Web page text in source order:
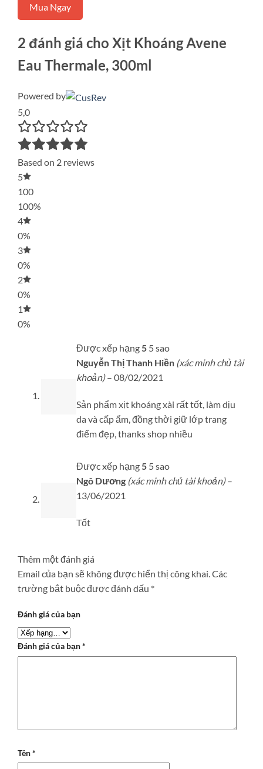
Mua Ngay
2 đánh giá cho Xịt Khoáng Avene
Eau Thermale, 300ml
Powered by
5,0
Based on 2 reviews
5
100
100%
4
0%
3
0%
2
0%
1
0%
Được xếp hạng 5 5 sao
Nguyễn Thị Thanh Hiền (xác minh chủ tài
khoản) – 08/02/2021
Sản phẩm xịt khoáng xài rất tốt, làm dịu
da và cấp ẩm, đồng thời giữ lớp trang
điểm đẹp, thanks shop nhiều
Được xếp hạng5 5 sao
Ngô Dương (xác minh chủ tài khoản) –
13/06/2021
Tốt
Thêm một đánh giá
Email của bạn sẽ không được hiển thị công khai. Các
trường bắt buộc được đánh dấu *
Đánh giá của bạn
Đánh giá của bạn*
Tên*